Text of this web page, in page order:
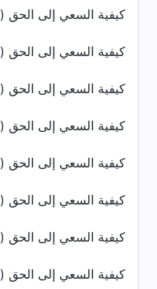
كيفية السعي إلى الحق (1)
كيفية السعي إلى الحق (1)
كيفية السعي إلى الحق (2)
كيفية السعي إلى الحق (3)
كيفية السعي إلى الحق (3)
كيفية السعي إلى الحق (3)
كيفية السعي إلى الحق (3)
كيفية السعي إلى الحق (4)